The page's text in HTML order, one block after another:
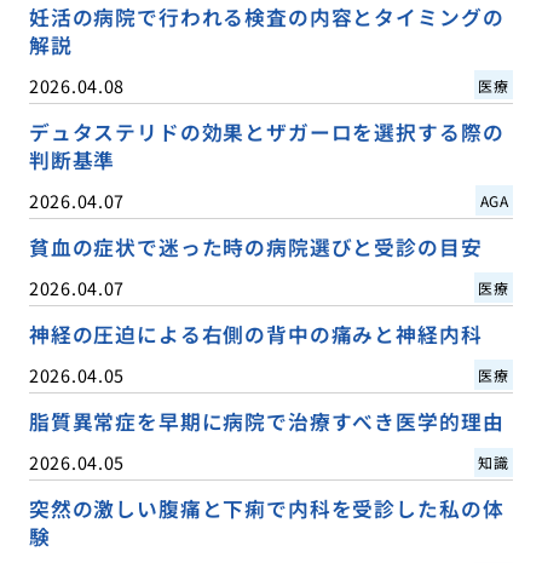
妊活の病院で行われる検査の内容とタイミングの
解説
2026.04.08 医療
デュタステリドの効果とザガーロを選択する際の
判断基準
2026.04.07 AGA
貧血の症状で迷った時の病院選びと受診の目安
2026.04.07 医療
神経の圧迫による右側の背中の痛みと神経内科
2026.04.05 医療
脂質異常症を早期に病院で治療すべき医学的理由
2026.04.05 知識
突然の激しい腹痛と下痢で内科を受診した私の体
験